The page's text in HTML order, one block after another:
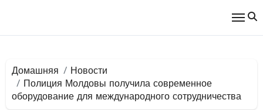
Домашняя
Новости
Полиция Молдовы получила современное
оборудование для международного сотрудничества